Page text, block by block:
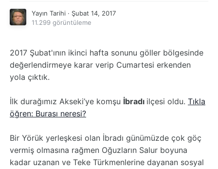
Yayın Tarihi · Şubat 14, 2017
11.299 görüntüleme
2017 Şubat'ının ikinci hafta sonunu göller bölgesinde
değerlendirmeye karar verip Cumartesi erkenden
yola çıktık.
İlk durağımız Akseki’ye komşu İbradı ilçesi oldu. Tıkla
öğren: Burası neresi?
Bir Yörük yerleşkesi olan İbradı günümüzde çok göç
vermiş olmasına rağmen Oğuzların Salur boyuna
kadar uzanan ve Teke Türkmenlerine dayanan sosyal